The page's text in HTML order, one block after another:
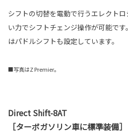
シフトの切替を電動で行うエレクト
い力でシフトチェンジ操作が可能で
はパドルシフトも設定しています。
■写真はZ Premier。
Direct Shift-8AT
［ターボガソリン車に標準装備］